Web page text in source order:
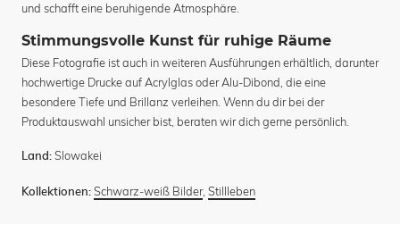
und schafft eine beruhigende Atmosphäre.
Stimmungsvolle Kunst für ruhige Räume
Diese Fotografie ist auch in weiteren Ausführungen erhältlich, darunter
hochwertige Drucke auf Acrylglas oder Alu-Dibond, die eine
besondere Tiefe und Brillanz verleihen. Wenn du dir bei der
Produktauswahl unsicher bist, beraten wir dich gerne persönlich.
Land: Slowakei
Kollektionen: Schwarz-weiß Bilder, Stillleben